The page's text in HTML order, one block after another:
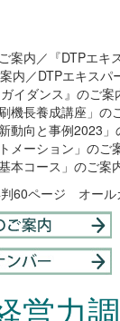
案内／『DTPエキ
内／DTPエキスパ
イダンス』のご
機長養成講座」の
動向と事例2023
メーション」のご
本コース」のご案
60ページ オール
営力